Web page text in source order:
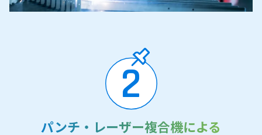
2
パンチ・ レーザー複合機による